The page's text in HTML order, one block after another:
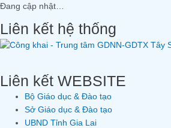
Đang cập nhật…
Liên kết hệ thống
Liên kết WEBSITE
Bộ Giáo dục & Đào tạo
Sở Giáo dục & Đào tạo
UBND Tỉnh Gia Lai